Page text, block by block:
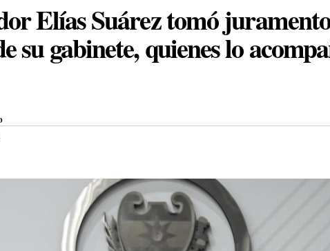
Elías Suárez tomó
su gabinete, quienes lo